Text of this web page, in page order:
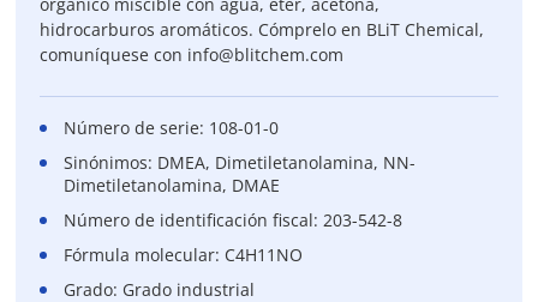
hidrocarburos aromáticos. Cómprelo en BLiT Chemical,
comuníquese con info@blitchem.com
Número de serie: 108-01-0
Sinónimos: DMEA, Dimetiletanolamina, NN-
Dimetiletanolamina, DMAE
Número de identificación fiscal: 203-542-8
Fórmula molecular: C4H11NO
Grado: Grado industrial